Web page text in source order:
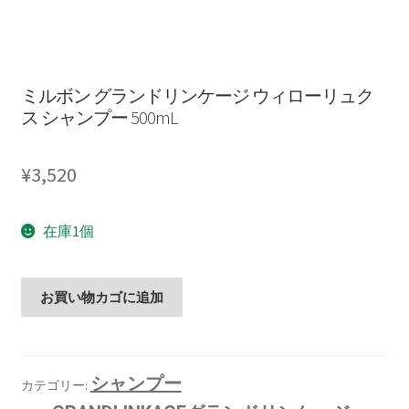
ミルボン グランドリンケージ ウィローリュク
ス シャンプー 500mL
¥3,520
在庫1個
お買い物カゴに追加
カテゴリー: シャンプー